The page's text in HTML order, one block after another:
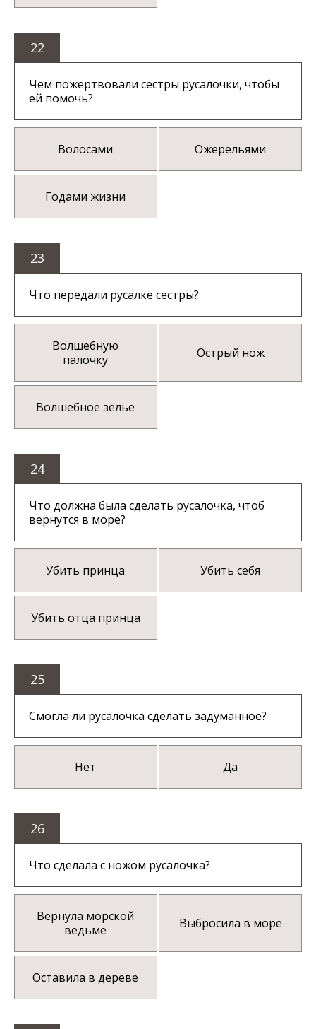
22
Чем пожертвовали сестры русалочки, чтобы
ей помочь?
Волосами Ожерельями
Годами жизни
23
Что передали русалке сестры?
Волшебную
палочку
Острый нож
Волшебное зелье
24
Что должна была сделать русалочка, чтоб
вернутся в море?
Убить принца Убить себя
Убить отца принца
25
Смогла ли русалочка сделать задуманное?
Нет Да
26
Что сделала с ножом русалочка?
Вернула морской
ведьме
Выбросила в море
Оставила в дереве